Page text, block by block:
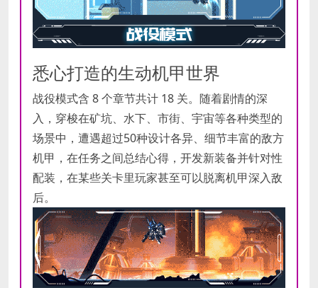
512MB
DirectX
版本
9.0
存储空
间
需要 10 GB 可用空间
声卡 集成声卡
DirectX
版本
9.0
存储空
集成声卡
悉心打造的生动机甲世界
战役模式含 8 个章节共计 18 关。随着剧情的深
入，穿梭在矿坑、水下、市街、宇宙等各种类型的
场景中，遭遇超过50种设计各异、细节丰富的敌方
机甲，在任务之间总结心得，开发新装备并针对性
配装，在某些关卡里玩家甚至可以脱离机甲深入敌
后。